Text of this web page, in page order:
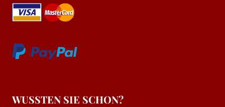
WUSSTEN SIE SCHON?